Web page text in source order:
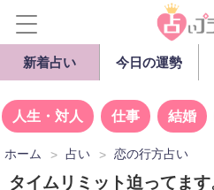
新着占い 今日の運勢
人生・対人 仕事 結婚
ホーム 占い 恋の行方占い
タイムリミット迫ってま